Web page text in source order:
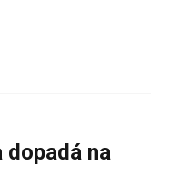
dopadá na